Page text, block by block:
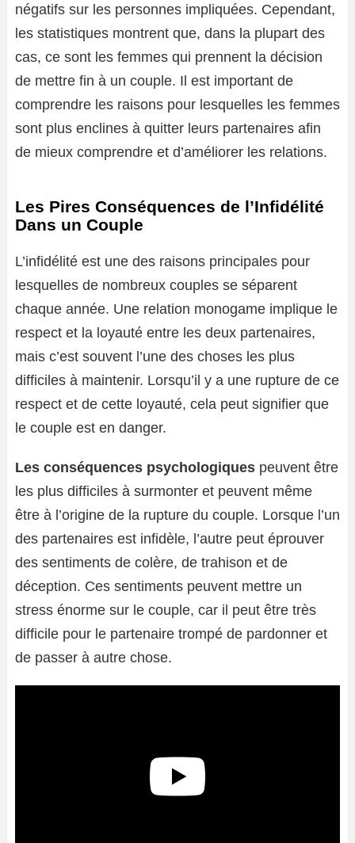
négatifs sur les personnes impliquées. Cependant,
les statistiques montrent que, dans la plupart des
cas, ce sont les femmes qui prennent la décision
de mettre fin à un couple. Il est important de
comprendre les raisons pour lesquelles les femmes
sont plus enclines à quitter leurs partenaires afin
de mieux comprendre et d’améliorer les relations.
Les Pires Conséquences de l’Infidélité
Dans un Couple
L’infidélité est une des raisons principales pour
lesquelles de nombreux couples se séparent
chaque année. Une relation monogame implique le
respect et la loyauté entre les deux partenaires,
mais c’est souvent l’une des choses les plus
difficiles à maintenir. Lorsqu’il y a une rupture de ce
respect et de cette loyauté, cela peut signifier que
le couple est en danger.
Les conséquences psychologiques peuvent être
les plus difficiles à surmonter et peuvent même
être à l’origine de la rupture du couple. Lorsque l’un
des partenaires est infidèle, l’autre peut éprouver
des sentiments de colère, de trahison et de
déception. Ces sentiments peuvent mettre un
stress énorme sur le couple, car il peut être très
difficile pour le partenaire trompé de pardonner et
de passer à autre chose.